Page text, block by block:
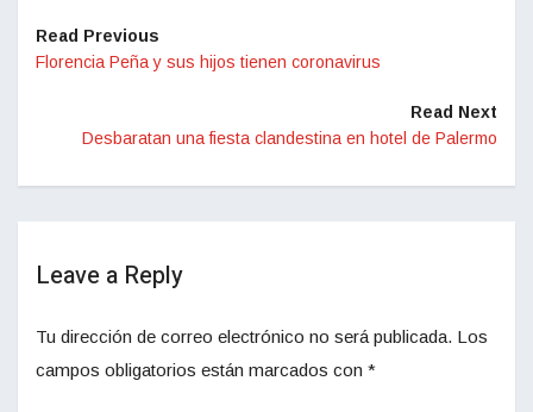
Read Previous
Florencia Peña y sus hijos tienen coronavirus
Read Next
Desbaratan una fiesta clandestina en hotel de Palermo
Leave a Reply
Tu dirección de correo electrónico no será publicada. Los
campos obligatorios están marcados con *